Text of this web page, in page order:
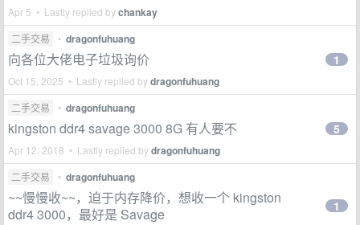
Apr 5 • Lastly replied bychankay
二手交易 • dragonfuhuang
向各位大佬电子垃圾询价
Oct 15, 2025 • Lastly replied bydragonfuhuang
1
二手交易 • dragonfuhuang
kingston ddr4 savage 3000 8G 有人要不
Apr 12, 2018 • Lastly replied bydragonfuhuang
5
二手交易 • dragonfuhuang
~~慢慢收~~，迫于内存降价，想收一个 kingston
ddr4 3000，最好是 Savage
1